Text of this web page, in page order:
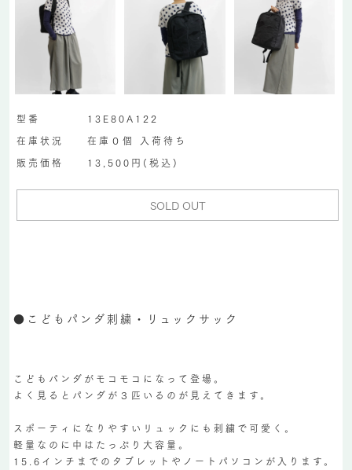
型番
13E80A122
在庫状況
在庫０個 入荷待ち
販売価格
13,500円(税込)
SOLD OUT
●こどもパンダ刺繍・リュックサック
こどもパンダがモコモコになって登場。
よく見るとパンダが３匹いるのが見えてきます。
スポーティになりやすいリュックにも刺繍で可愛く。
軽量なのに中はたっぷり大容量。
15.6インチまでのタブレットやノートパソコンが入ります。